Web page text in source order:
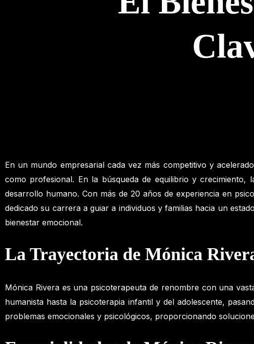
En un mundo empresarial cada vez más competitivo y
como profesional. En la búsqueda de equilibrio y
desarrollo humano. Con más de 20 años de experiencia en
dedicado su carrera a guiar a individuos y familias hacia un
bienestar emocional.
La Trayectoria de Mónica
Mónica Rivera es una psicoterapeuta de renombre con una
humanista hasta la psicoterapia infantil y del adolescente,
problemas emocionales y psicológicos, proporcionando